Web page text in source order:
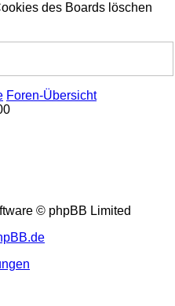
des Boards löschen
Foren-Übersicht
© phpBB Limited